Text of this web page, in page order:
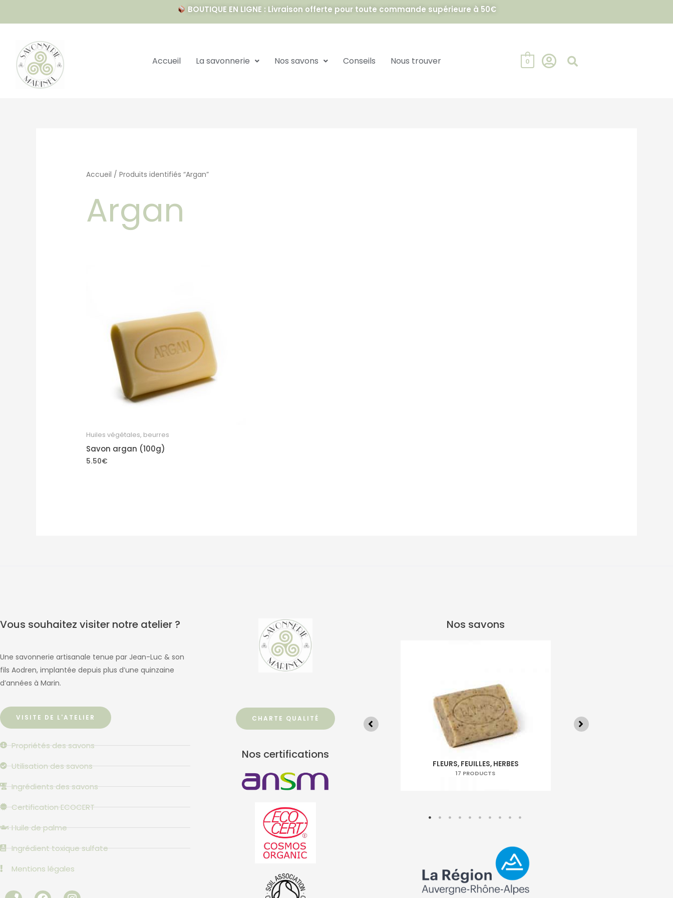
BOUTIQUE EN LIGNE : Livraison offerte pour toute commande supérieure à 50€
Accueil La savonnerie Nos savons Conseils Nous trouver 0
Accueil / Produits identifiés “Argan”
Argan
Huiles végétales, beurres
Savon argan (100g)
5.50€
Vous souhaitez visiter notre atelier ?
Une savonnerie artisanale tenue par Jean-Luc & son
fils Aodren, implantée depuis plus d’une quinzaine
d’années à Marin.
VISITE DE L'ATELIER
Propriétés des savons
Utilisation des savons
Ingrédients des savons
Certification ECOCERT
Huile de palme
Ingrédient toxique sulfate
Mentions légales
CHARTE QUALITÉ
Nos certifications
Nos savons
4 PRODUCTS
FLEURS, FEUILLES, HERBES
17 PRODUCTS